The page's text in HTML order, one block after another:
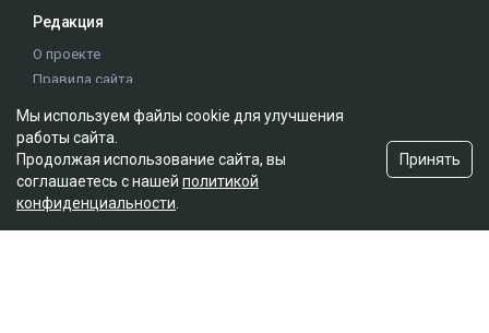
Редакция
О проекте
Правила сайта
Контакты
Редакционная политика
Мы в социальных сетях
Мы используем файлы cookie для улучшения
работы сайта.
Продолжая использование сайта, вы
соглашаетесь с нашей политикой
конфиденциальности
Принять